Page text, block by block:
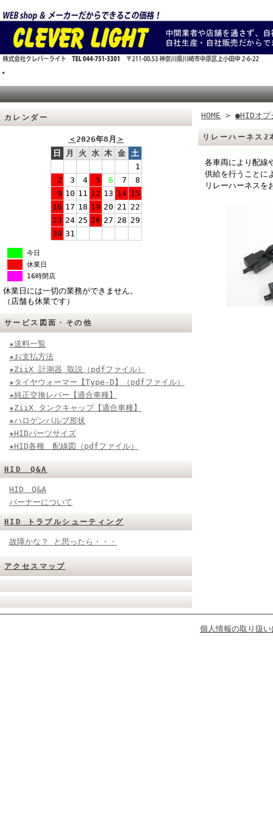
.
カレンダー
＜2026年8月 ＞
日
月 火 水 木 金
土
1
2
3 4 5 6 7
8
9 10 11 12 13 14 15
16 17 18 19 20 21 22
23 24 25 26 27 28 29
30 31
今日
休業日
16時閉店
休業日には一切の業務ができません。
（店舗も休業です）
サービス図面・その他
★送料一覧
★お支払方法
★ZiiX 計測器 取説（pdfファイル）
★タイヤウォーマー【Type-D】（pdfファイル）
★純正交換レバー【適合車種】
★ZiiX タンクキャップ【適合車種】
★ハロゲンバルブ形状
★HIDパーツサイズ
★HID各種 配線図（pdfファイル）
HID Q&A
HID Q&A
バーナーについて
HID トラブルシューティング
故障かな？ と思ったら・・・
アクセスマップ
HOME > ●HIDオプ
リレーハーネス2
各車両により配線
供給を行うことに
リレーハーネスを
個人情報の取り扱